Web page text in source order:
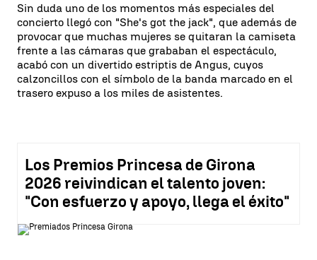
Sin duda uno de los momentos más especiales del
concierto llegó con "She's got the jack", que además de
provocar que muchas mujeres se quitaran la camiseta
frente a las cámaras que grababan el espectáculo,
acabó con un divertido estriptis de Angus, cuyos
calzoncillos con el símbolo de la banda marcado en el
trasero expuso a los miles de asistentes.
Los Premios Princesa de Girona
2026 reivindican el talento joven:
"Con esfuerzo y apoyo, llega el éxito"